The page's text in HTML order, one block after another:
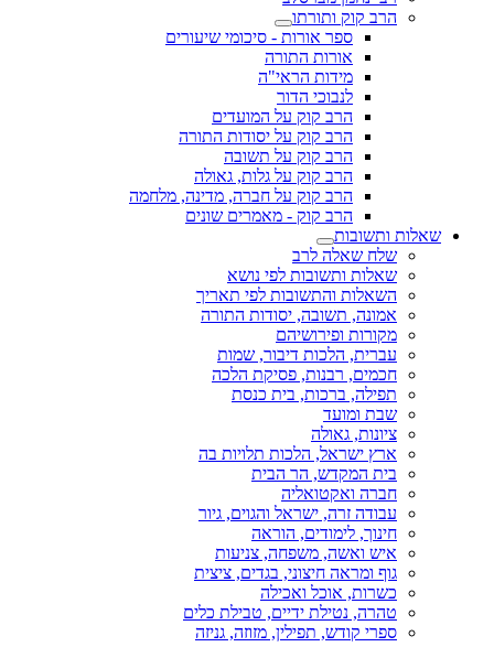
הרב קוק ותורתו
ספר אורות - סיכומי שיעורים
אורות התורה
מידות הראי"ה
לנבוכי הדור
הרב קוק על המועדים
הרב קוק על יסודות התורה
הרב קוק על תשובה
הרב קוק על גלות, גאולה
הרב קוק על חברה, מדינה, מלחמה
הרב קוק - מאמרים שונים
שאלות ותשובות
שלח שאלה לרב
שאלות ותשובות לפי נושא
השאלות והתשובות לפי תאריך
אמונה, תשובה, יסודות התורה
מקורות ופירושיהם
עברית, הלכות דיבור, שמות
חכמים, רבנות, פסיקת הלכה
תפילה, ברכות, בית כנסת
שבת ומועד
ציונות, גאולה
ארץ ישראל, הלכות תלויות בה
בית המקדש, הר הבית
חברה ואקטואליה
עבודה זרה, ישראל והגוים, גיור
חינוך, לימודים, הוראה
איש ואשה, משפחה, צניעות
גוף ומראה חיצוני, בגדים, ציצית
כשרות, אוכל ואכילה
טהרה, נטילת ידיים, טבילת כלים
ספרי קודש, תפילין, מזוזה, גניזה